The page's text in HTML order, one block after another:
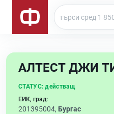
АЛТЕСТ ДЖИ
СТАТУС: действащ
ЕИК, град:
201395004, Бургас